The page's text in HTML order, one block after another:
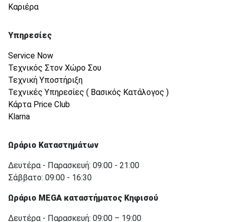
Καριέρα
Υπηρεσίες
Service Now
Τεχνικός Στον Χώρο Σου
Τεχνική Υποστήριξη
Τεχνικές Υπηρεσίες ( Βασικός Κατάλογος )
Κάρτα Price Club
Klarna
Ωράριο Καταστημάτων
Δευτέρα - Παρασκευή: 09:00 - 21:00
Σάββατο: 09:00 - 16:30
Ωράριο MEGA καταστήματος Κηφισού
Δευτέρα - Παρασκευή: 09:00 – 19:00